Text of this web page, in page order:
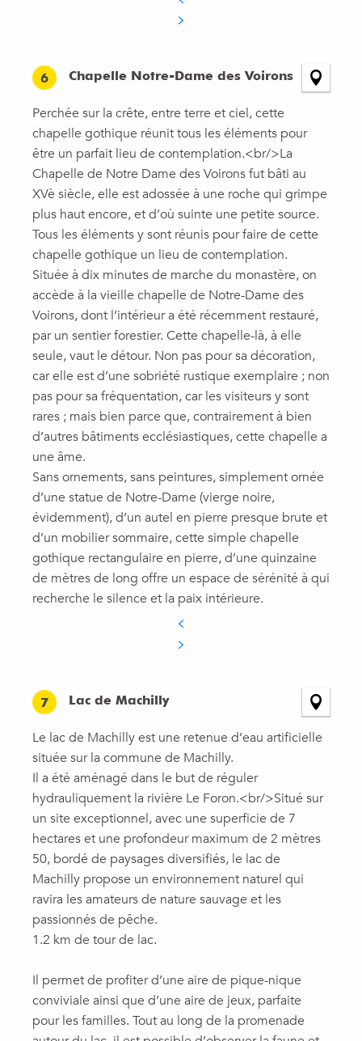
6 Chapelle Notre-Dame des Voirons
Perchée sur la crête, entre terre et ciel, cette
chapelle gothique réunit tous les éléments pour
être un parfait lieu de contemplation.<br/>La
Chapelle de Notre Dame des Voirons fut bâti au
XVè siècle, elle est adossée à une roche qui grimpe
plus haut encore, et d’où suinte une petite source.
Tous les éléments y sont réunis pour faire de cette
chapelle gothique un lieu de contemplation.
Située à dix minutes de marche du monastère, on
accède à la vieille chapelle de Notre-Dame des
Voirons, dont l’intérieur a été récemment restauré,
par un sentier forestier. Cette chapelle-là, à elle
seule, vaut le détour. Non pas pour sa décoration,
car elle est d’une sobriété rustique exemplaire ; non
pas pour sa fréquentation, car les visiteurs y sont
rares ; mais bien parce que, contrairement à bien
d’autres bâtiments ecclésiastiques, cette chapelle a
une âme.
Sans ornements, sans peintures, simplement ornée
d’une statue de Notre-Dame (vierge noire,
évidemment), d’un autel en pierre presque brute et
d’un mobilier sommaire, cette simple chapelle
gothique rectangulaire en pierre, d’une quinzaine
de mètres de long offre un espace de sérénité à qui
recherche le silence et la paix intérieure.
7 Lac de Machilly
Le lac de Machilly est une retenue d’eau artificielle
située sur la commune de Machilly.
Il a été aménagé dans le but de réguler
hydrauliquement la rivière Le Foron.<br/>Situé sur
un site exceptionnel, avec une superficie de 7
hectares et une profondeur maximum de 2 mètres
50, bordé de paysages diversifiés, le lac de
Machilly propose un environnement naturel qui
ravira les amateurs de nature sauvage et les
passionnés de pêche.
1.2 km de tour de lac.
Il permet de profiter d’une aire de pique-nique
conviviale ainsi que d’une aire de jeux, parfaite
pour les familles. Tout au long de la promenade